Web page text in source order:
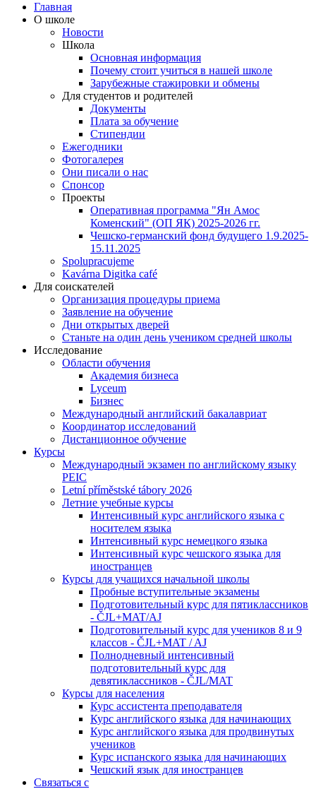
Главная
О школе
Новости
Школа
Основная информация
Почему стоит учиться в нашей школе
Зарубежные стажировки и обмены
Для студентов и родителей
Документы
Плата за обучение
Стипендии
Ежегодники
Фотогалерея
Они писали о нас
Спонсор
Проекты
Оперативная программа "Ян Амос
Коменский" (ОП ЯК) 2025-2026 гг.
Чешско-германский фонд будущего 1.9.2025-
15.11.2025
Spolupracujeme
Kavárna Digitka café
Для соискателей
Организация процедуры приема
Заявление на обучение
Дни открытых дверей
Станьте на один день учеником средней школы
Исследование
Области обучения
Академия бизнеса
Lyceum
Бизнес
Международный английский бакалавриат
Координатор исследований
Дистанционное обучение
Курсы
Международный экзамен по английскому языку
PEIC
Letní příměstské tábory 2026
Летние учебные курсы
Интенсивный курс английского языка с
носителем языка
Интенсивный курс немецкого языка
Интенсивный курс чешского языка для
иностранцев
Курсы для учащихся начальной школы
Пробные вступительные экзамены
Подготовительный курс для пятиклассников
- ČJL+MAT/AJ
Подготовительный курс для учеников 8 и 9
классов - ČJL+MAT / AJ
Полнодневный интенсивный
подготовительный курс для
девятиклассников - ČJL/MAT
Курсы для населения
Курс ассистента преподавателя
Курс английского языка для начинающих
Курс английского языка для продвинутых
учеников
Курс испанского языка для начинающих
Чешский язык для иностранцев
Связаться с